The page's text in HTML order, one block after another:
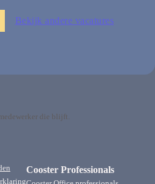
Bekijk andere vacatures
die blijft.
Cooster Professionals